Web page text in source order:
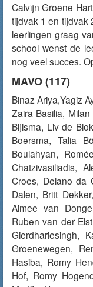
Calvijn Groene
tijdvak 1 en tijdvak
leerlingen graag
school wenst de
nog veel succes.
MAVO (117)
Binaz Ariya,Yagiz
Zaira Basilia,
Bijlsma, Liv de
Boersma, Talia
Boulahyan,
Chatzivasiliadis,
Croes, Delano da
Dalen, Britt
Aimee van
Ruben van der
Gierdhariesingh,
Groenewegen,
Hasiba, Romy
Hof, Romy